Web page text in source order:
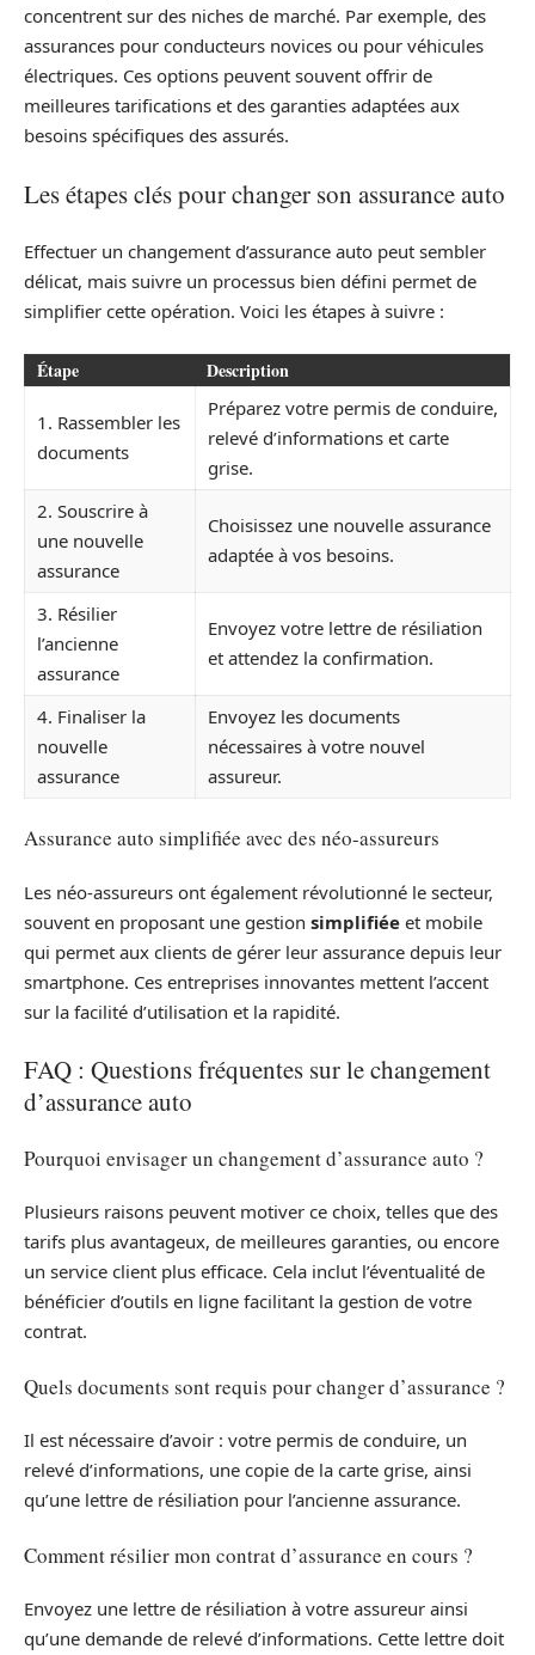
concentrent sur des niches de marché. Par exemple, des
assurances pour conducteurs novices ou pour véhicules
électriques. Ces options peuvent souvent offrir de
meilleures tarifications et des garanties adaptées aux
besoins spécifiques des assurés.
Les étapes clés pour changer son assurance auto
Effectuer un changement d’assurance auto peut sembler
délicat, mais suivre un processus bien défini permet de
simplifier cette opération. Voici les étapes à suivre :
Étape Description
1. Rassembler les
documents
Préparez votre permis de conduire,
relevé d’informations et carte
grise.
2. Souscrire à
une nouvelle
assurance
Choisissez une nouvelle assurance
adaptée à vos besoins.
3. Résilier
l’ancienne
assurance
Envoyez votre lettre de résiliation
et attendez la confirmation.
4. Finaliser la
nouvelle
assurance
Envoyez les documents
nécessaires à votre nouvel
assureur.
Assurance auto simplifiée avec des néo-assureurs
Les néo-assureurs ont également révolutionné le secteur,
souvent en proposant une gestion simplifiée et mobile
qui permet aux clients de gérer leur assurance depuis leur
smartphone. Ces entreprises innovantes mettent l’accent
sur la facilité d’utilisation et la rapidité.
FAQ : Questions fréquentes sur le changement
d’assurance auto
Pourquoi envisager un changement d’assurance auto ?
Plusieurs raisons peuvent motiver ce choix, telles que des
tarifs plus avantageux, de meilleures garanties, ou encore
un service client plus efficace. Cela inclut l’éventualité de
bénéficier d’outils en ligne facilitant la gestion de votre
contrat.
Quels documents sont requis pour changer d’assurance ?
Il est nécessaire d’avoir : votre permis de conduire, un
relevé d’informations, une copie de la carte grise, ainsi
qu’une lettre de résiliation pour l’ancienne assurance.
Comment résilier mon contrat d’assurance en cours ?
Envoyez une lettre de résiliation à votre assureur ainsi
qu’une demande de relevé d’informations. Cette lettre doit